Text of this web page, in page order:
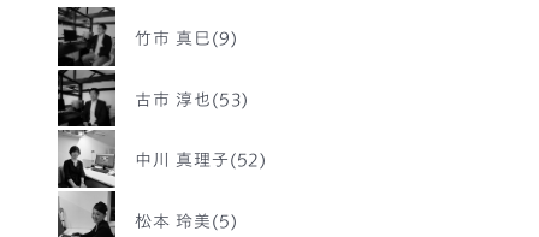
竹市 真巳(9)
古市 淳也(53)
中川 真理子(52)
松本 玲美(5)